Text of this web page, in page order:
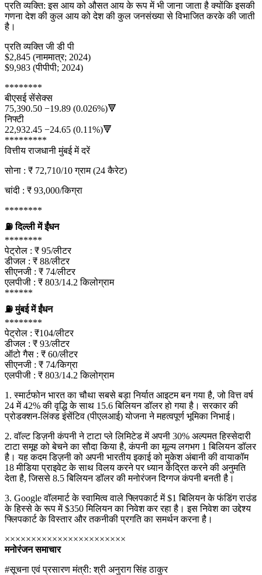
प्रति व्यक्ति: इस आय को औसत आय के रूप में भी जाना जाता है क्योंकि इसकी
गणना देश की कुल आय को देश की कुल जनसंख्या से विभाजित करके की जाती
है।
प्रति व्यक्ति जी डी पी
$2,845 (नाममात्र; 2024)
$9,983 (पीपीपी; 2024)
********
बीएसई सेंसेक्स
75,390.50 −19.89 (0.026%)🔻
निफ्टी
22,932.45 −24.65 (0.11%)🔻
*********
वित्तीय राजधानी मुंबई में दरें
सोना : ₹ 72,710/10 ग्राम (24 कैरेट)
चांदी : ₹ 93,000/किग्रा
********
⛽ दिल्ली में ईंधन
********
पेट्रोल : ₹ 95/लीटर
डीजल : ₹ 88/लीटर
सीएनजी : ₹ 74/लीटर
एलपीजी : ₹ 803/14.2 किलोग्राम
******
⛽ मुंबई में ईंधन
********
पेट्रोल : ₹104/लीटर
डीजल : ₹ 93/लीटर
ऑटो गैस : ₹ 60/लीटर
सीएनजी : ₹ 74/किग्रा
एलपीजी : ₹ 803/14.2 किलोग्राम
1. स्मार्टफोन भारत का चौथा सबसे बड़ा निर्यात आइटम बन गया है, जो वित्त वर्ष
24 में 42% की वृद्धि के साथ 15.6 बिलियन डॉलर हो गया है। सरकार की
प्रोडक्शन-लिंक्ड इंसेंटिव (पीएलआई) योजना ने महत्वपूर्ण भूमिका निभाई।
2. वॉल्ट डिज़नी कंपनी ने टाटा प्ले लिमिटेड में अपनी 30% अल्पमत हिस्सेदारी
टाटा समूह को बेचने का सौदा किया है, कंपनी का मूल्य लगभग 1 बिलियन डॉलर
है। यह कदम डिज़नी को अपनी भारतीय इकाई को मुकेश अंबानी की वायाकॉम
18 मीडिया प्राइवेट के साथ विलय करने पर ध्यान केंद्रित करने की अनुमति
देता है, जिससे 8.5 बिलियन डॉलर की मनोरंजन दिग्गज कंपनी बनती है।
3. Google वॉलमार्ट के स्वामित्व वाले फ्लिपकार्ट में $1 बिलियन के फंडिंग राउंड
के हिस्से के रूप में $350 मिलियन का निवेश कर रहा है। इस निवेश का उद्देश्य
फ्लिपकार्ट के विस्तार और तकनीकी प्रगति का समर्थन करना है।
×××××××××××××××××××××××
मनोरंजन समाचार
#सूचना एवं प्रसारण मंत्री: श्री अनुराग सिंह ठाकुर